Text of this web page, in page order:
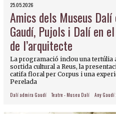
25.05.2026
Amics dels Museus
Gaudí, Pujols i Dalí en
de l’arquitecte
La programació inclou una tertúlia
sortida cultural a Reus, la
catifa floral per Corpus i una
Perelada
Dalí admira Gaudí Teatre - Museu Dalí Any